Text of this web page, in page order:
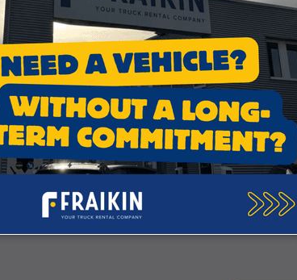
na een panne of een ongeval.
of willen aanpassen over de mogelijkheid